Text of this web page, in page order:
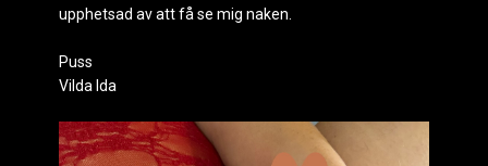
upphetsad av att få se mig naken.
Puss
Vilda Ida